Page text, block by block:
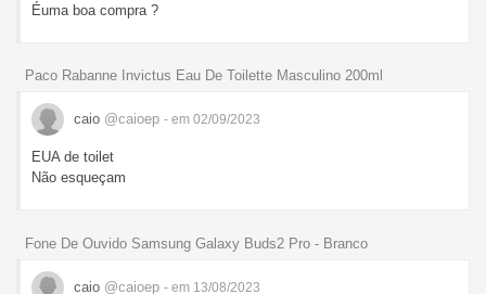
Éuma boa compra ?
Paco Rabanne Invictus Eau De Toilette Masculino 200ml
caio @caioep - em 02/09/2023
EUA de toilet
Não esqueçam
Fone De Ouvido Samsung Galaxy Buds2 Pro - Branco
caio @caioep - em 13/08/2023